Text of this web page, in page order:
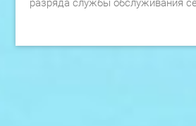
разряда службы обслуживания